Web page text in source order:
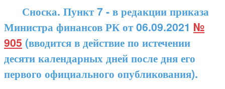
Сноска. Пункт 7 - в редакции приказа
Министра финансов РК от 06.09.2021 №
905 (вводится в действие по истечении
десяти календарных дней после дня его
первого официального опубликования).